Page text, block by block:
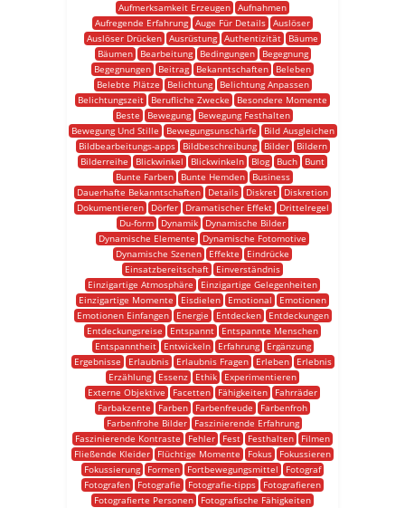
Aufmerksamkeit Erzeugen Aufnahmen
Aufregende Erfahrung Auge Für Details Auslöser
Auslöser Drücken Ausrüstung Authentizität
Bäume
Bäumen
Bearbeitung Bedingungen
Begegnung
Begegnungen
Beitrag Bekanntschaften
Beleben
Belebte Plätze
Belichtung
Belichtung Anpassen
Belichtungszeit
Berufliche Zwecke
Besondere Momente
Beste
Bewegung
Bewegung Festhalten
Bewegung Und Stille
Bewegungsunschärfe
Bild Ausgleichen
Bildbearbeitungs-apps
Bildbeschreibung Bilder
Bildern
Bilderreihe
Blickwinkel Blickwinkeln Blog Buch
Bunt
Bunte Farben
Bunte Hemden
Business
Dauerhafte Bekanntschaften
Details Diskret
Diskretion
Dokumentieren
Dörfer Dramatischer Effekt
Drittelregel
Du-form
Dynamik
Dynamische Bilder
Dynamische Elemente
Dynamische Fotomotive
Dynamische Szenen
Effekte
Eindrücke
Einsatzbereitschaft
Einverständnis
Einzigartige Atmosphäre
Einzigartige Gelegenheiten
Einzigartige Momente
Eisdielen Emotional
Emotionen
Emotionen Einfangen
Energie Entdecken
Entdeckungen
Entdeckungsreise
Entspannt
Entspannte Menschen
Entspanntheit
Entwickeln Erfahrung
Ergänzung
Ergebnisse
Erlaubnis Erlaubnis Fragen Erleben
Erlebnis
Erzählung
Essenz Ethik
Experimentieren
Externe Objektive
Facetten Fähigkeiten
Fahrräder
Farbakzente
Farben Farbenfreude
Farbenfroh
Farbenfrohe Bilder
Faszinierende Erfahrung
Faszinierende Kontraste
Fehler Fest Festhalten
Filmen
Fließende Kleider
Flüchtige Momente Fokus
Fokussieren
Fokussierung
Formen Fortbewegungsmittel
Fotograf
Fotografen
Fotografie Fotografie-tipps
Fotografieren
Fotografierte Personen
Fotografische Fähigkeiten